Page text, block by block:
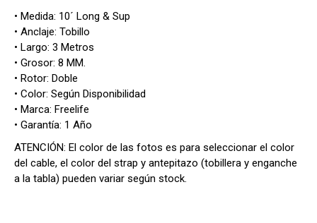
• Medida: 10´ Long & Sup
• Anclaje: Tobillo
• Largo: 3 Metros
• Grosor: 8 MM.
• Rotor: Doble
• Color: Según Disponibilidad
• Marca: Freelife
• Garantía: 1 Año
ATENCIÓN: El color de las fotos es para seleccionar el color
del cable, el color del strap y antepitazo (tobillera y enganche
a la tabla) pueden variar según stock.